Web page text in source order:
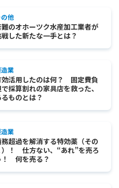
他
のオホーツク水産加工業者が
した新たな一手とは？
業
効活用したのは何？ 固定費負
採算割れの家具店を救った、
るものとは？
業
超過を解消する特効薬（その
）！ 仕方ない、“あれ”を売ろ
！ 何を売る？